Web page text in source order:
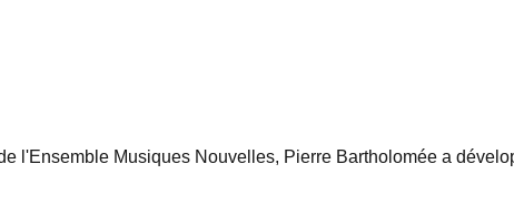
l'Ensemble Musiques Nouvelles, Pierre Bartholomée a